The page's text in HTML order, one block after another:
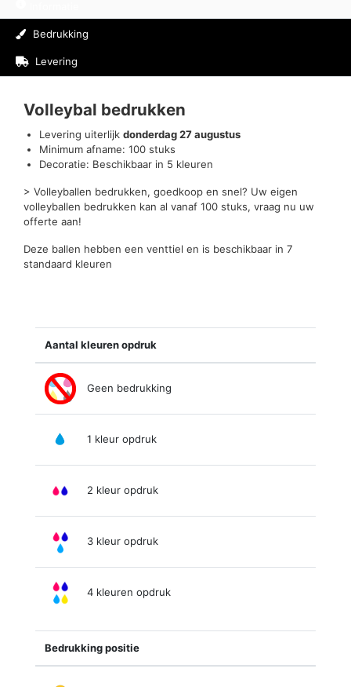
Bedrukking
Levering
Volleybal bedrukken
Levering uiterlijk donderdag 27 augustus
Minimum afname: 100 stuks
Decoratie: Beschikbaar in 5 kleuren
> Volleyballen bedrukken, goedkoop en snel? Uw eigen
volleyballen bedrukken kan al vanaf 100 stuks, vraag nu uw
offerte aan!
Deze ballen hebben een venttiel en is beschikbaar in 7
standaard kleuren
Aantal kleuren opdruk
Geen bedrukking
1 kleur opdruk
2 kleur opdruk
3 kleur opdruk
4 kleuren opdruk
Bedrukking positie